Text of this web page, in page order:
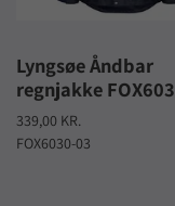
Lyngsøe Åndbar
regnjakke
339,00 KR.
FOX6030-03